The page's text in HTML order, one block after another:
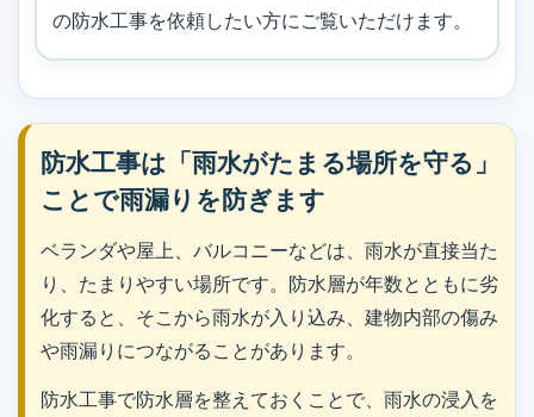
の防水工事を依頼したい方にご覧いただけます。
防水工事は「雨水がたまる場所を守る」
ことで雨漏りを防ぎます
ベランダや屋上、バルコニーなどは、雨水が直接当た
り、たまりやすい場所です。防水層が年数とともに劣
化すると、そこから雨水が入り込み、建物内部の傷み
や雨漏りにつながることがあります。
防水工事で防水層を整えておくことで、雨水の浸入を